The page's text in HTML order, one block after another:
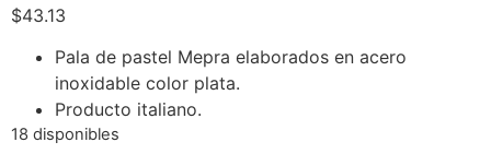
$43.13
Pala de pastel Mepra elaborados en acero
inoxidable color plata.
Producto italiano.
18 disponibles